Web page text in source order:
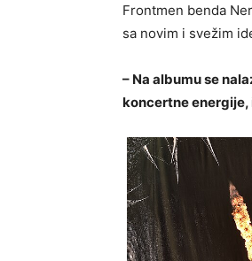
Frontmen benda
sa novim i svežim
– Na albumu se
koncertne